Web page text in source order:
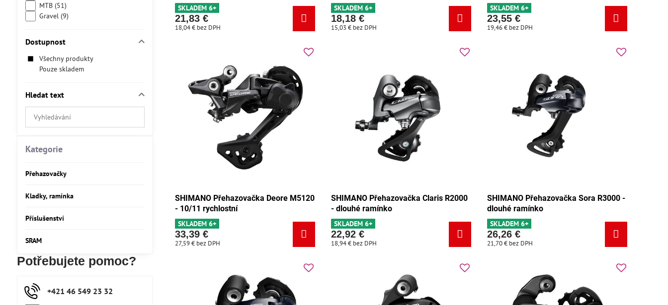
SKLADEM 6+
21,83 €
18,04 € bez DPH
SKLADEM 6+
18,18 €
15,03 € bez DPH
SKLADEM 6+
23,55 €
19,46 € bez DPH
SHIMANO Přehazovačka Deore M5120
- 10/11 rychlostní
SKLADEM 6+
33,39 €
27,59 € bez DPH
SHIMANO Přehazovačka Claris R2000
- dlouhé ramínko
SKLADEM 6+
22,92 €
18,94 € bez DPH
SHIMANO Přehazovačka Sora R3000 -
dlouhé ramínko
SKLADEM 6+
26,26 €
21,70 € bez DPH
MTB (51)
Gravel (9)
Dostupnost
Všechny produkty
Pouze skladem
Hledat text
Prohledat
výsledky
fulltextem
Potřebujete pomoc?
+421 46 549 23 32
Kategorie
Přehazovačky
Kladky, ramínka
Příslušenství
SRAM